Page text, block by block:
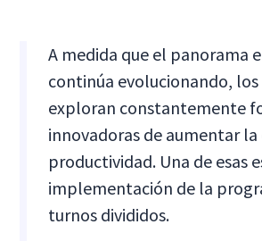
A medida que el panorama
continúa evolucionando,
exploran constantemente
innovadoras de aumentar la
productividad. Una de esas
implementación de la
turnos divididos.